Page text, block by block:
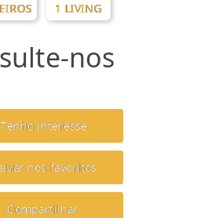
1 LIVING
nos
Tenho interesse
nos favoritos
Compartilhar